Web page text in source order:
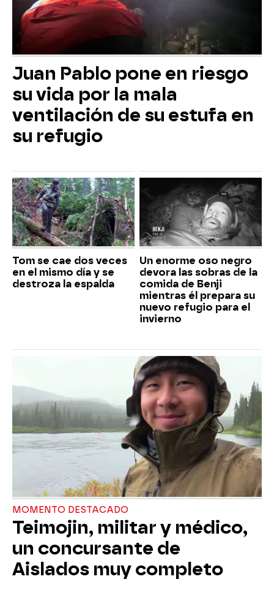
Juan Pablo pone en riesgo
su vida por la mala
ventilación de su estufa en
su refugio
Tom se cae dos veces
en el mismo día y se
destroza la espalda
Un enorme oso negro
devora las sobras de la
comida de Benji
mientras él prepara su
nuevo refugio para el
invierno
MOMENTO DESTACADO
Teimojin, militar y médico,
un concursante de
Aislados muy completo